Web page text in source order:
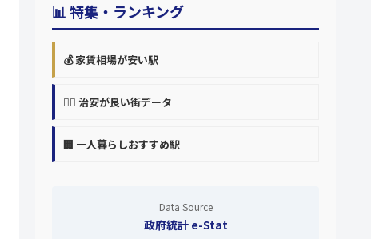
📊 特集・ランキング
💰 家賃相場が安い駅
👮‍♀️ 治安が良い街データ
🏢 一人暮らしおすすめ駅
Data Source
政府統計 e-Stat